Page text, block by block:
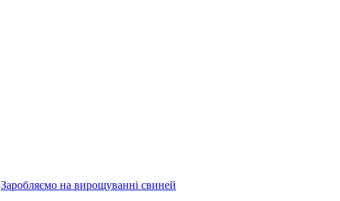
Заробляємо на вирощуванні свиней